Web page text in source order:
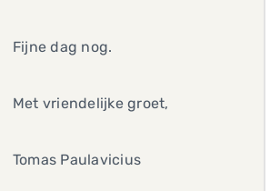
Fijne dag nog.
Met vriendelijke groet,
Tomas Paulavicius